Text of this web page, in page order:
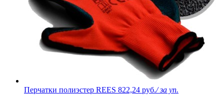
Перчатки полиэстер REES 822,24 руб./ за уп.